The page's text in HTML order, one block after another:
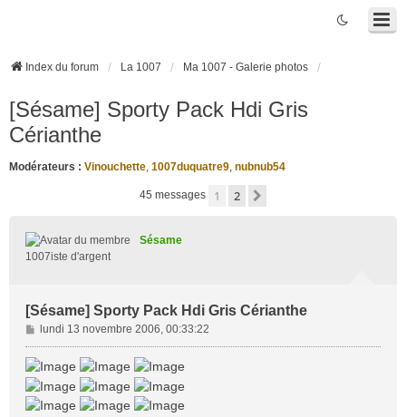
Index du forum La 1007 Ma 1007 - Galerie photos
[Sésame] Sporty Pack Hdi Gris
Cérianthe
Modérateurs : Vinouchette, 1007duquatre9, nubnub54
45 messages 1 2
Sésame
1007iste d'argent
[Sésame] Sporty Pack Hdi Gris Cérianthe
M
e
s
s
a
g
lundi 13 novembre 2006, 00:33:22